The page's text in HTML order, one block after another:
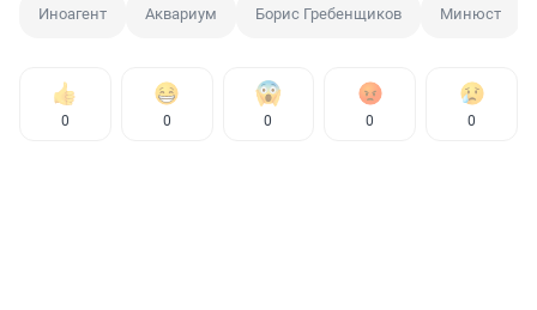
Иноагент Аквариум Борис Гребенщиков Минюст
0 0 0 0 0